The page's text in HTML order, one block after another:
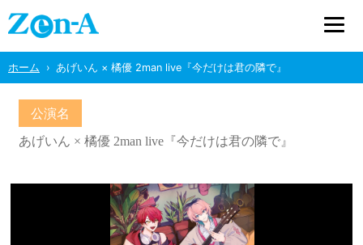
ホーム あげいん × 橘優 2man live『今だけは君の隣で』
公演名
あげいん × 橘優 2man live『今だけは君の隣で』